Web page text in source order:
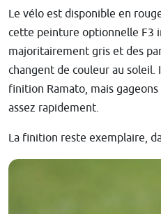
Le vélo est disponible en
cette peinture optionnelle F3
majoritairement gris et des
changent de couleur au
finition Ramato, mais
assez rapidement.
La finition reste exemplaire,